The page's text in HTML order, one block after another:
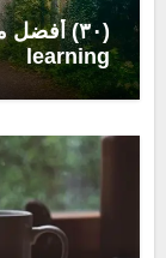
learning